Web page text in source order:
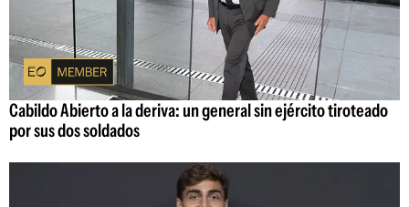
Cabildo Abierto a la deriva: un general sin ejército tiroteado
por sus dos soldados